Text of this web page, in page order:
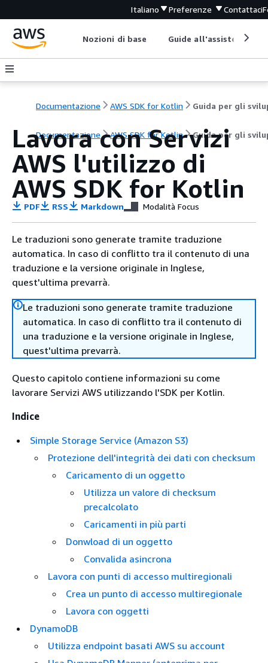
Italiano Preferenze Contattaci
Nozioni di base Guide all'assistenza
Documentazione AWS SDK for Kotlin
Documentazione AWS SDK for Kotlin Guida per gli
Lavora con Servizi
AWS l'utilizzo di
AWS SDK for Kotlin
PDF RSS Markdown Modalità Focus
Le traduzioni sono generate tramite traduzione
automatica. In caso di conflitto tra il contenuto di una
traduzione e la versione originale in Inglese,
quest'ultima prevarrà.
Le traduzioni sono generate tramite traduzione
automatica. In caso di conflitto tra il contenuto di
una traduzione e la versione originale in Inglese,
quest'ultima prevarrà.
Questo capitolo contiene informazioni su come
lavorare Servizi AWS utilizzando l'SDK per Kotlin.
Indice
Simple Storage Service (Amazon S3)
Protezione dell'integrità dei dati con checksum
Caricamento di un oggetto
Utilizza un valore di checksum
precalcolato
Caricamenti in più parti
Donwload di un oggetto
Convalida asincrona
Lavora con punti di accesso multiregionali
Crea un punto di accesso multiregionale
Lavora con oggetti
DynamoDB
Utilizza endpoint basati AWS su account